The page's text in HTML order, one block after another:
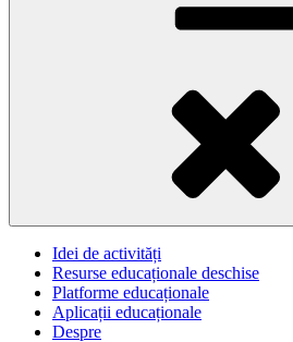
Idei de activități
Resurse educaționale deschise
Platforme educaționale
Aplicații educaționale
Despre